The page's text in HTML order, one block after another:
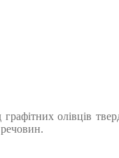
олівців